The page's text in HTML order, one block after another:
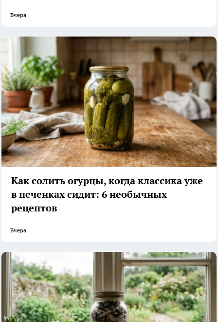
Вчера
Как солить огурцы, когда классика уже
в печенках сидит: 6 необычных
рецептов
Вчера